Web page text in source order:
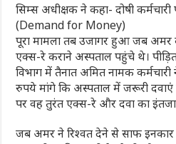
सिम्स अधीक्षक ने कहा- दोषी कर्मचारी
(Demand for Money)
पूरा मामला तब उजागर हुआ जब
एक्स-रे कराने अस्पताल पहुंचे थे।
विभाग में तैनात अमित नामक
रुपये मांगे कि अस्पताल में जरूरी
पर वह तुरंत एक्स-रे और दवा का
जब अमर ने रिश्वत देने से साफ इनकार